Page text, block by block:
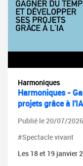
Harmoniques
Harmoniques -
projets grâce à l'IA
Publié le 20/07/2026
#Spectacle vivant
Les 18 et 19 janvier